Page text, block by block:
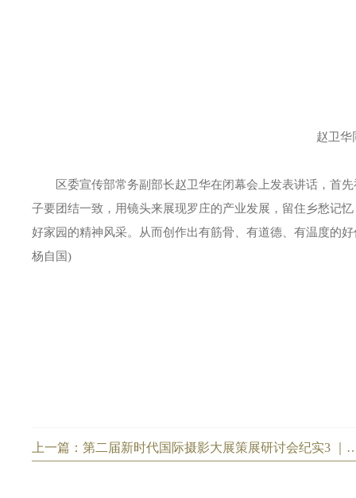
赵卫华同
区委宣传部常务副部长赵卫华在闭幕会上发表讲话，首先
子要团结一致，用镜头来展现罗庄的产业发展，留住乡愁记
好家园的精神风采。从而创作出有筋骨、有道德、有温度的
杨自国)
上一篇：第二届新时代国际摄影大展策展研讨会纪